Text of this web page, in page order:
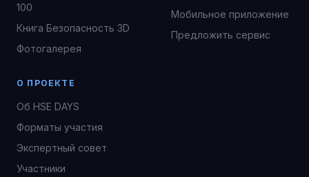
100
Книга Безопасность 3D
Фотогалерея
Мобильное приложение
Предложить сервис
О ПРОЕКТЕ
Об HSE DAYS
Форматы участия
Экспертный совет
Участники